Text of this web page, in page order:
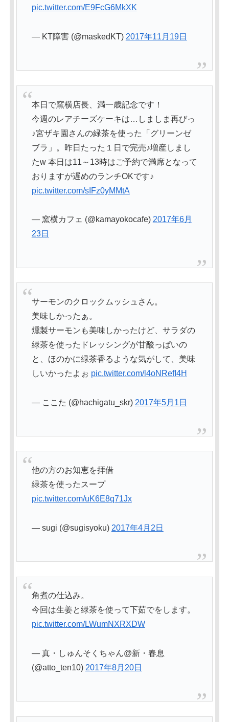
pic.twitter.com/E9FcG6MkXK
— KT障害 (@maskedKT) 2017年11月19日
本日で窯横店長、満一歳記念です！
今週のレアチーズケーキは…しましま再びっ
♪宮ザキ園さんの緑茶を使った「グリーンゼ
ブラ」。昨日たった１日で完売♪増産しまし
たw 本日は11～13時はご予約で満席となって
おりますが遅めのランチOKです♪
pic.twitter.com/sIFz0yMMtA
— 窯横カフェ (@kamayokocafe) 2017年6月
23日
サーモンのクロックムッシュさん。
美味しかったぁ。
燻製サーモンも美味しかったけど、サラダの
緑茶を使ったドレッシングが甘酸っぱいの
と、ほのかに緑茶香るような気がして、美味
しいかったよぉ pic.twitter.com/l4oNRefI4H
— ここた (@hachigatu_skr) 2017年5月1日
他の方のお知恵を拝借
緑茶を使ったスープ
pic.twitter.com/uK6E8q71Jx
— sugi (@sugisyoku) 2017年4月2日
角煮の仕込み。
今回は生姜と緑茶を使って下茹でをします。
pic.twitter.com/LWumNXRXDW
— 真・しゅんそくちゃん@新・春息
(@atto_ten10) 2017年8月20日